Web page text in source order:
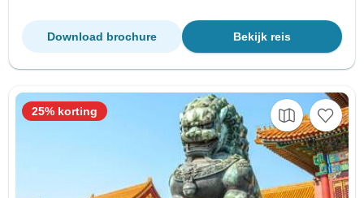
Bekijk reis
Download brochure
25% korting